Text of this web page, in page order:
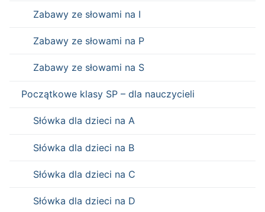
Zabawy ze słowami na I
Zabawy ze słowami na P
Zabawy ze słowami na S
Początkowe klasy SP – dla nauczycieli
Słówka dla dzieci na A
Słówka dla dzieci na B
Słówka dla dzieci na C
Słówka dla dzieci na D